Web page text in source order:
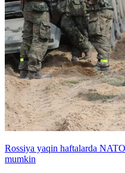
Rossiya yaqin haftalarda
mumkin